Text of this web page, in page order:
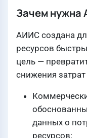
Зачем нужна
АИИС создана
ресурсов
цель —
снижения
данных о
ресурсов;